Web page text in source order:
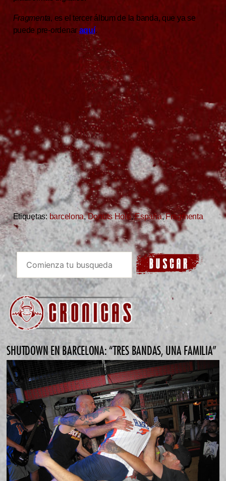
Fragmenta, es el tercer álbum de la banda, que ya se
puede pre-ordenar aquí.
Etiquetas: barcelona,Donuts Hole,España,Fragmenta
SHUTDOWN EN BARCELONA: “TRES BANDAS, UNA FAMILIA”